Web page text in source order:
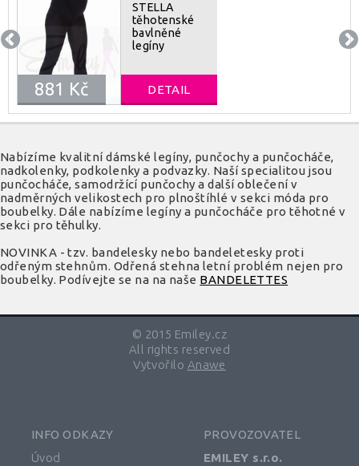
881 Kč
STELLA
těhotenské
bavlněné
legíny
DETAIL
Nabízíme kvalitní dámské legíny, punčochy a punčocháče,
nadkolenky, podkolenky a podvazky. Naší specialitou jsou
punčocháče, samodržící punčochy a další oblečení v
nadměrných velikostech pro plnoštíhlé v sekci móda pro
boubelky. Dále nabízíme legíny a punčocháče pro těhotné v
sekci pro těhulky.
NOVINKA - tzv. bandelesky nebo bandeletesky proti
odřeným stehnům. Odřená stehna letní problém nejen pro
boubelky. Podívejte se na na naše BANDELETTES
© 2015 Emiley.cz
All rights reserved
Vytvořilo Anawe
INFO ODKAZY
Úvod
PROVOZOVATEL
EMILEY s.r.o.